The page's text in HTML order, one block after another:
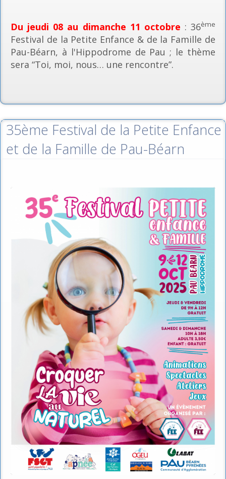
Du jeudi 08 au dimanche 11 octobre : 36ème
Festival de la Petite Enfance & de la Famille de
Pau-Béarn, à l'Hippodrome de Pau ; le thème
sera “Toi, moi, nous… une rencontre”.
35ème Festival de la Petite Enfance
et de la Famille de Pau-Béarn